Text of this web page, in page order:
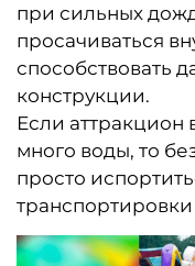
при сильных
просачиваться
способствовать
конструкции.
Если аттракцион
много воды, то
просто